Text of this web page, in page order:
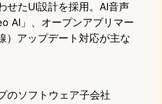
せたUI設計を採用。AI音声
AI」、オープンアプリマー
）アップデート対応が主な
のソフトウェア子会社